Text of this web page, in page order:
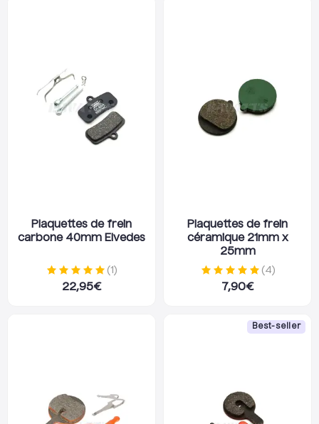
Plaquettes de frein
carbone 40mm Elvedes
(1)
22,95€
Plaquettes de frein
céramique 21mm x
25mm
(4)
7,90€
Best-seller